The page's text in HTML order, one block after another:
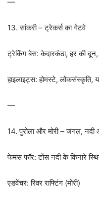
13. सांकरी – ट्रेकर्स का गेटवे
ट्रेकिंग बेस: केदारकंठा, हर की दून,
हाइलाइट्स: होमस्टे, लोकसंस्कृति,
—
14. पुरोला और मोरी – जंगल,
फेमस फॉर: टोंस नदी के किनारे
एडवेंचर: रिवर राफ्टिंग (मोरी)